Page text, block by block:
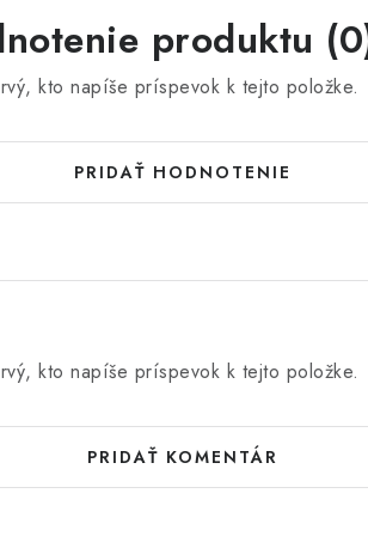
produktu
kto napíše príspevok k tejto položke.
PRIDAŤ HODNOTENIE
kto napíše príspevok k tejto položke.
PRIDAŤ KOMENTÁR